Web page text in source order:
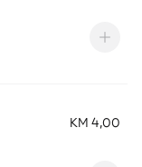
KM 4,00